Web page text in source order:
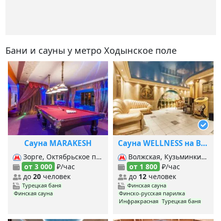
Бани и сауны у метро Ходынское поле
Сауна MARAKESH
Зорге, Октябрьское поле, Панфиловская, Хорошёво,
от 3 000 ₽/час
до 20 человек
Турецкая баня
Финская сауна
Сауна WELLNESS на Волгоградском
Волжская, Кузьминки, Печатники (Люб.-Дмитровская), Печатники (б. Кольцевая), Текстильщики (б. Кольцевая), Текстильщики (Таг.-Краснопр.),
от 1 800 ₽/час
до 12человек
Финская сауна
Финско-русская парилка
Инфракрасная Турецкая баня